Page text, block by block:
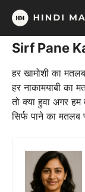
Skip
content
Sirf Pane
हर खामोशी का
हर नाकामयाबी का
तो क्या हुवा अगर
सिर्फ पाने का मतलब